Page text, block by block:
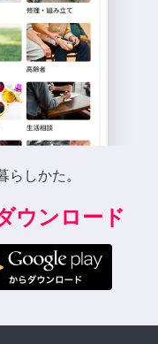
らしかた。
ウンロード